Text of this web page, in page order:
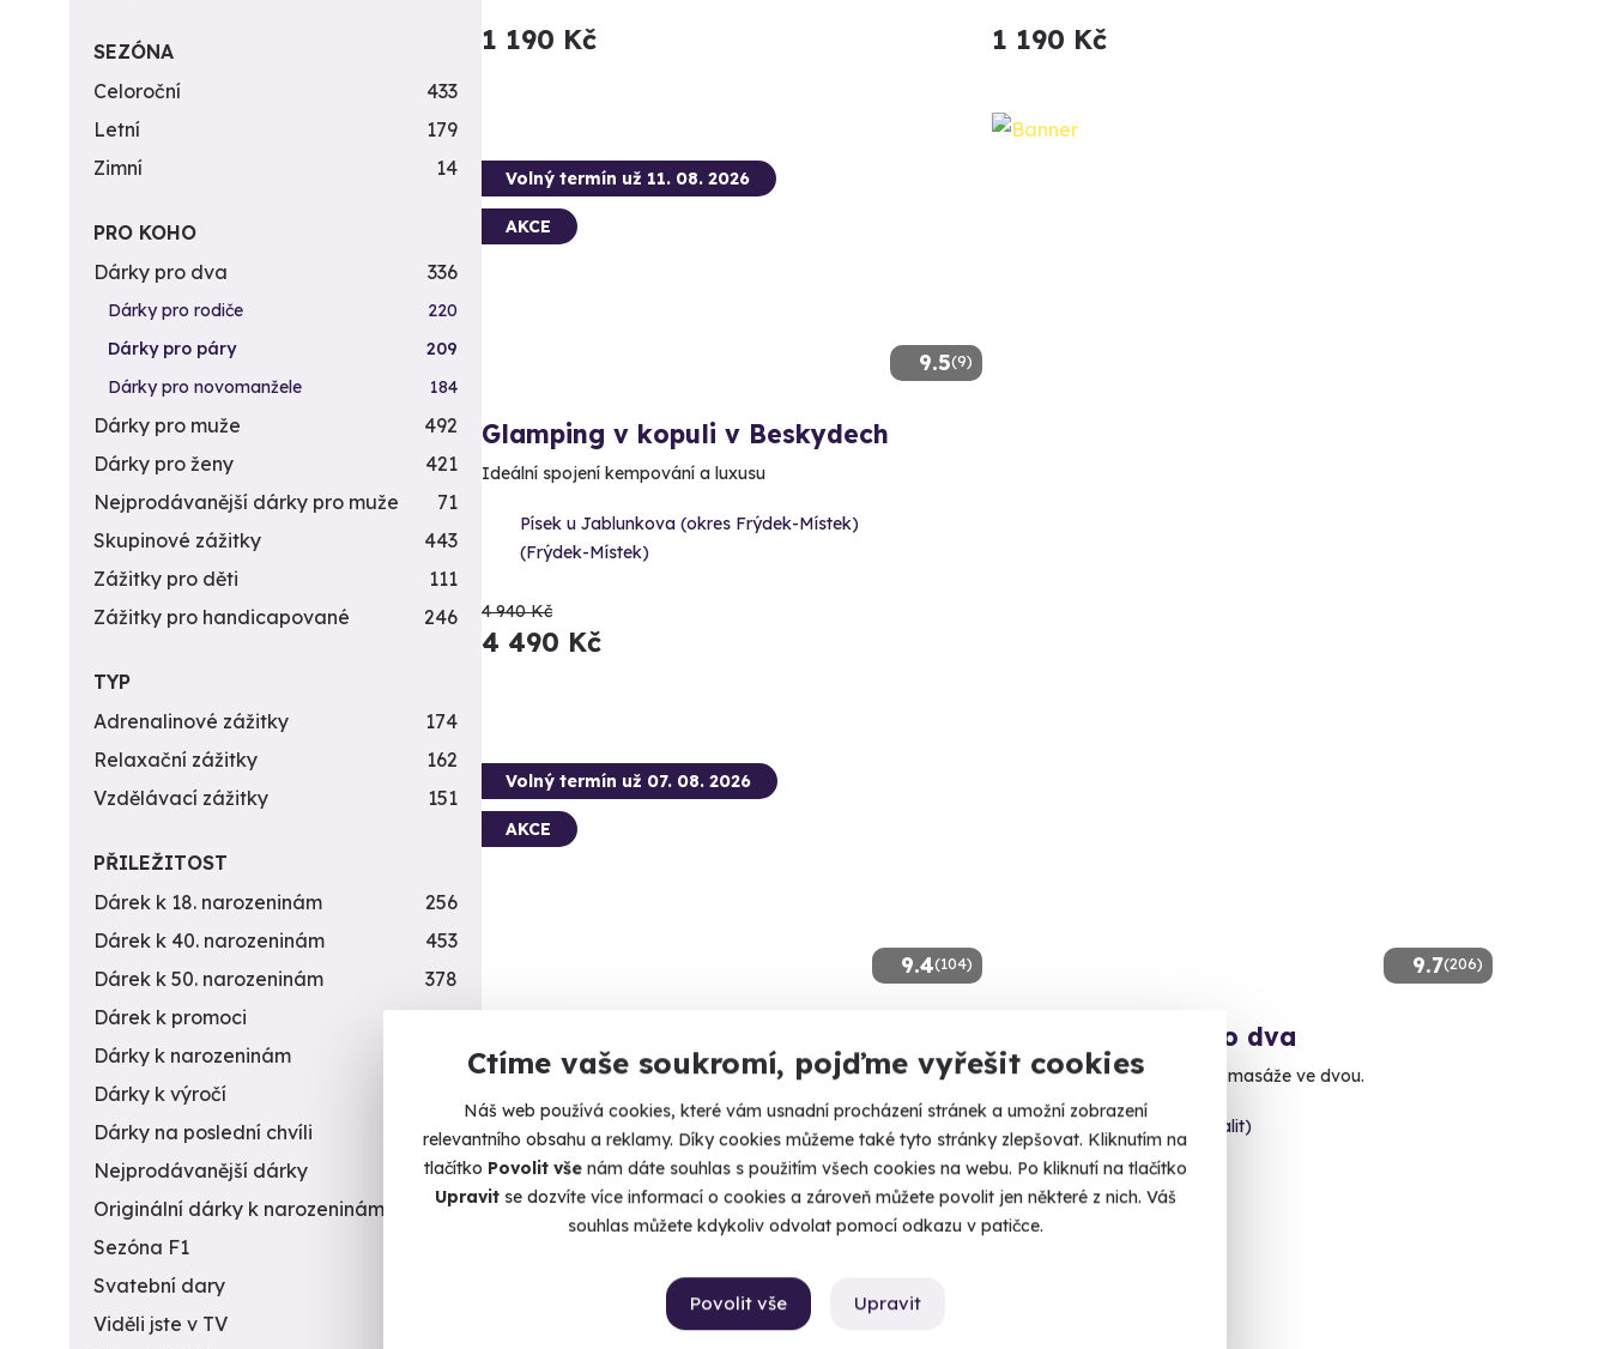
Ctíme vaše soukromí, pojďme vyřešit cookies
Náš web používá cookies, které vám usnadní procházení stránek a umožní zobrazení
relevantního obsahu a reklamy. Díky cookies můžeme také tyto stránky zlepšovat. Kliknutím na
tlačítko Povolit vše nám dáte souhlas s použitím všech cookies na webu. Po kliknutí na tlačítko
Upravitse dozvíte více informací o cookies a zároveň můžete povolit jen některé z nich. Váš
souhlas můžete kdykoliv odvolat pomocí odkazu v patičce.
Upravit
Povolit vše
1 190 Kč 1 190 Kč
9.5(9)
Volný termín už 11. 08. 2026
AKCE
Glamping v kopuli v Beskydech
Ideální spojení kempování a luxusu
Písek u Jablunkova (okres Frýdek-Místek)
(Frýdek-Místek)
4 940 Kč
4 490 Kč
9.4(104)
Volný termín už 07. 08. 2026
AKCE
Vychutnejte si tento jedinečný vzdušný zážitek společně!
Frýdek-Místek
(+ 41 dalších lokalit)
9.7(206)
Thajská masáž pro dva
60 - 120 minut umění thajské masáže ve dvou.
Ostrava (+ 8 dalších lokalit)
3 300 Kč
SEZÓNA
Celoroční
433
Letní
179
Zimní
14
PRO KOHO
Dárky pro dva
336
Dárky pro rodiče
220
Dárky pro páry
209
Dárky pro novomanžele
184
Dárky pro muže
492
Dárky pro ženy
421
Nejprodávanější dárky pro muže
71
Skupinové zážitky
443
Zážitky pro děti
111
Zážitky pro handicapované
246
TYP
Adrenalinové zážitky
174
Relaxační zážitky
162
Vzdělávací zážitky
151
PŘILEŽITOST
Dárek k 18. narozeninám
256
Dárek k 40. narozeninám
453
Dárek k 50. narozeninám
378
Dárek k promoci
245
Dárky k narozeninám
Dárky k výročí
Dárky na poslední chvíli
450
Nejprodávanější dárky
56
Originální dárky k narozeninám
422
Sezóna F1
Svatební dary
Viděli jste v TV